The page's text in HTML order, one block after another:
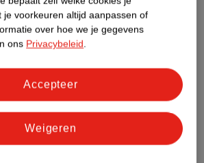
Meer informatie
je voorkeuren altijd aanpassen of
over hoe we je gegevens
ons Privacybeleid.
Weigeren
Accepteer